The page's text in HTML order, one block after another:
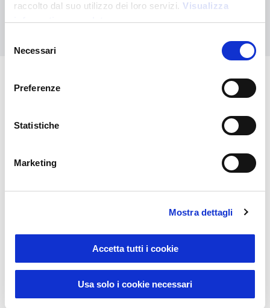
raccolto dal suo utilizzo dei loro servizi. Visualizza
informativa completa
delNecessari
Preferenze
Statistiche
Marketing
Mostra dettagli
Accetta tutti i cookie
Usa solo i cookie necessari
Kontaktieren Sie uns